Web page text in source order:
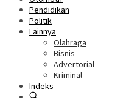
Pendidikan
Politik
Lainnya
Olahraga
Bisnis
Advertorial
Kriminal
Indeks